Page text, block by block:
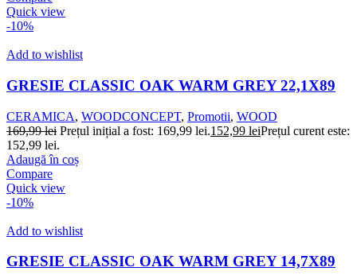
Quick view
-10%
Add to wishlist
GRESIE CLASSIC OAK WARM GREY 22,1X89
CERAMICA, WOODCONCEPT, Promotii, WOOD
169,99lei Prețul inițial a fost: 169,99 lei.152,99 leiPrețul curent este:
152,99 lei.
Adaugă în coș
Compare
Quick view
-10%
Add to wishlist
GRESIE CLASSIC OAK WARM GREY 14,7X89